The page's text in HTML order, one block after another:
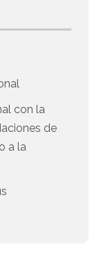
con la
de
a la